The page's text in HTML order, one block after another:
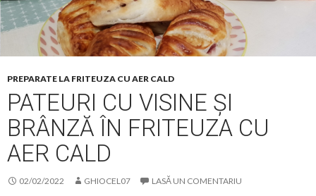
PREPARATE LA FRITEUZA CU AER CALD
PATEURI CU VISINE ȘI
BRÂNZĂ ÎN FRITEUZA CU
AER CALD
02/02/2022 GHIOCEL07 LASĂ UN COMENTARIU